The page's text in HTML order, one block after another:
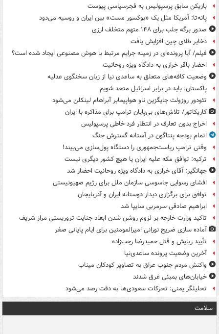
بازیکن سابق پرسپولیس به فجرسپاسی پیوست
پانه‌تا: آمریکا مثل یک «بوکسور مست» بین ایران و روسیه می‌دود
صدور برگه جلب برای ۱۴۸ متهم متخلف ارزی
ذخایر طلای چین افزایش یافت
فیلم/ آیا پرونده‌ای در زمینه جرایم مرتبط با هوش مصنوعی ایجاد شده است؟
احضار باقر خرازی به دادگاه ویژه روحانیت
وضعیت کافه‌های متعلق به ساعدی نیا از زبان سخنگوی عدلیه
پاکستان: باید در برابر اسرائیل متحد شویم
تئودور روزولت جایگزین ناو هواپیمابر آبراهام لینکلن می‌شود
کاریکاتور/ تلاش‌های بی‌پایان ترامپ برای مذاکره با ایران
اخراج بدون تعارف در انتظار فرد خاطی پرسپولیس
اتمام بودجه پنتاگون در آستانه گسترش جنگ
وقتی ترامپ ریاست‌جمهوری را دستگاه پول‌سازی می‌بیند!
ترکیه: توافق مکه علیه ایران یا هیچ کشور دیگری نیست
جهانگیر: آقای خرازی به دادگاه ویژه روحانیت احضار شد
افشای رسوایی جاسوسی سازمان ملل برای رژیم صهیونیستی
توافق برای برگزاری دیدار دوستانه ایران و آذربایجان
ابراهیم صادقی سرمربی سایپا شد
تاکید وزارت خارجه بر لزوم روشن شدن ابعاد جنایت تروریستی مراز شریف
آماده سازی ضریح نورانی امیرالمومنین برای ایام پایانی صفر
تأیید ربایش و قتل حمیدرضا رجب‌زاده
آخرین وضعیت پرونده ساعدی‌نیا
واکنش مردم جنوب عراق به تصاویر کودکان میناب
خیابان‌های بمبئی غرق شدند
تحلیلگر یمنی: تحرکات سعودی‌ها به دقت رصد می‌شود
سلامت